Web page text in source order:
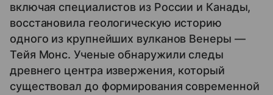
включая специалистов из России и Канады,
восстановила геологическую историю
одного из крупнейших вулканов Венеры —
Тейя Монс. Ученые обнаружили следы
древнего центра извержения, который
существовал до формирования современной